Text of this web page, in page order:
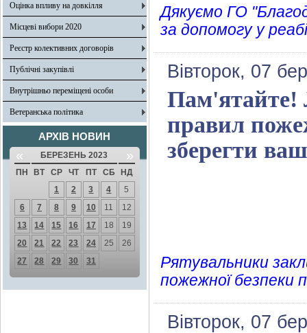
Оцінка впливу на довкілля
Місцеві вибори 2020
Реєстр колективних договорів
Публічні закупівлі
Внутрішньо переміщені особи
Ветеранська політика
АРХІВ НОВИН
« БЕРЕЗЕНЬ 2023 »
ПН ВТ СР ЧТ ПТ СБ
НД
1
2 3 4
5
6
7 8 9 10 11
12
13
14 15 16 17 18
19
20
21 22 23 24 25
26
27
28 29 30 31
Дякуємо ГО
за допомогу у
Вівторок, 07
Пам'ятайте!
правил
зберегти
Рятувальники
пожежної безпеки
Вівторок, 07